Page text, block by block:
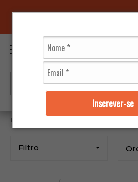
Inscrever-se
Filtro